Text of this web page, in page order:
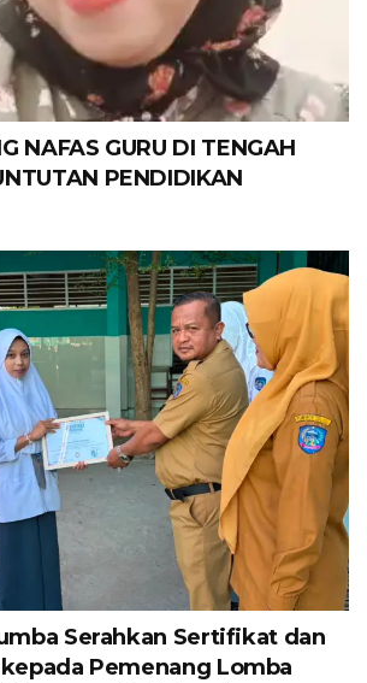
NAFAS GURU DI TENGAH
PENDIDIKAN
Serahkan Sertifikat dan
Pemenang Lomba